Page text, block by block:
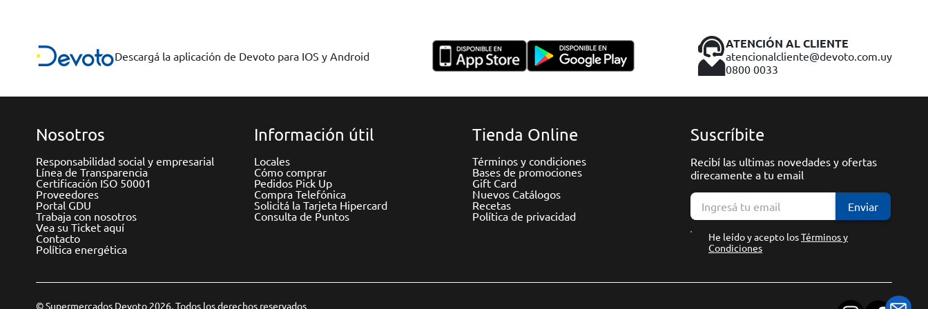
Descargá la aplicación de Devoto para IOS y Android
ATENCIÓN AL CLIENTE
atencionalcliente@devoto.com.uy
0800 0033
Nosotros
Responsabilidad social y empresarial
Línea de Transparencia
Certificación ISO 50001
Proveedores
Portal GDU
Trabaja con nosotros
Vea su Ticket aquí
Contacto
Política energética
Información útil
Locales
Cómo comprar
Pedidos Pick Up
Compra Telefónica
Solicitá la Tarjeta Hipercard
Consulta de Puntos
Tienda Online
Términos y condiciones
Bases de promociones
Gift Card
Nuevos Catálogos
Recetas
Política de privacidad
Suscríbite
Recibí las ultimas novedades y ofertas
direcamente a tu email
Enviar
He leído y acepto losTérminos y
Condiciones
© Supermercados Devoto 2026. Todos los derechos reservados